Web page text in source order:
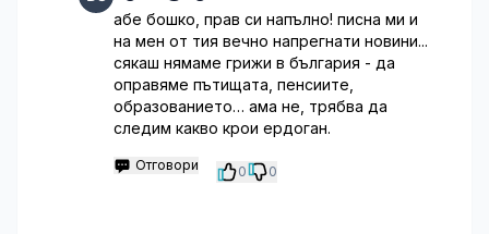
абе бошко, прав си напълно! писна ми и
на мен от тия вечно напрегнати новини...
сякаш нямаме грижи в българия - да
оправяме пътищата, пенсиите,
образованието… ама не, трябва да
следим какво крои ердоган.
Отговори 0 0